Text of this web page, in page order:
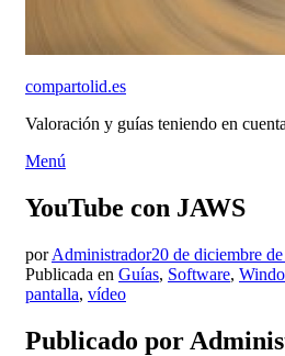
compartolid.es
Valoración y guías teniendo en
Saltar
contenido
Menú
YouTube con JAWS
porAdministradorPublicado
el
20 de diciembre
Publicada en Guías, Software,
pantalla, vídeo
Publicado por